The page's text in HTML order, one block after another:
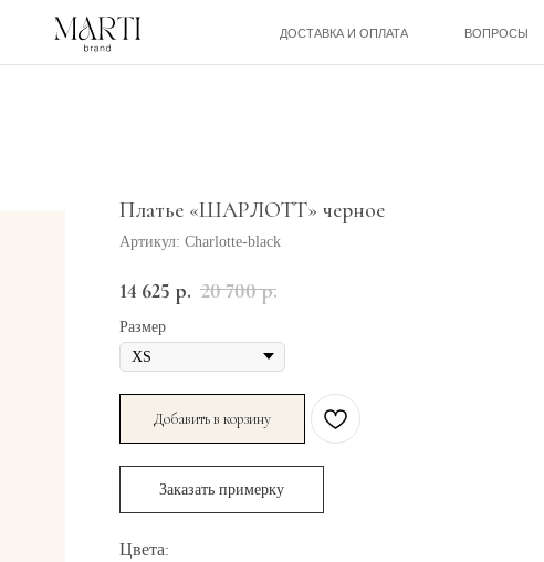
КОНТАКТЫ
ДОСТАВКА И ОПЛАТА ВОПРОСЫ
Платье «ШАРЛОТТ» черное
Артикул: Charlotte-black
14 625 р. 20 700 р.
Размер
Добавить в корзину
Заказать примерку
Цвета: